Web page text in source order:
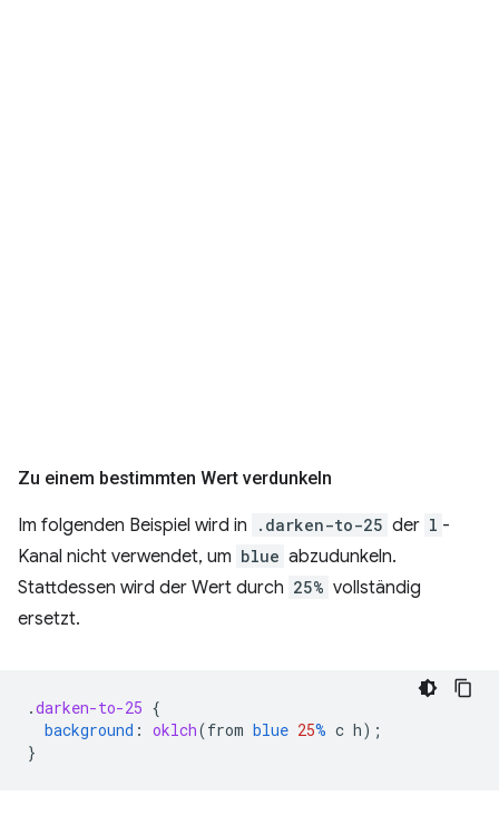
Zu einem bestimmten Wert verdunkeln
Im folgenden Beispiel wird in .darken-to-25 der l -
Kanal nicht verwendet, um blue abzudunkeln.
Stattdessen wird der Wert durch 25% vollständig
ersetzt.
.darken-to-25 {
background : oklch(from blue 25% c h);
}